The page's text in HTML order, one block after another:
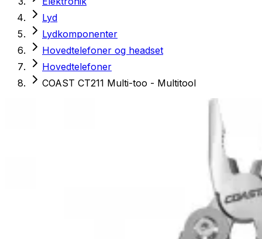
Lyd
Lydkomponenter
Hovedtelefoner og headset
Hovedtelefoner
COAST CT211 Multi-too - Multitool